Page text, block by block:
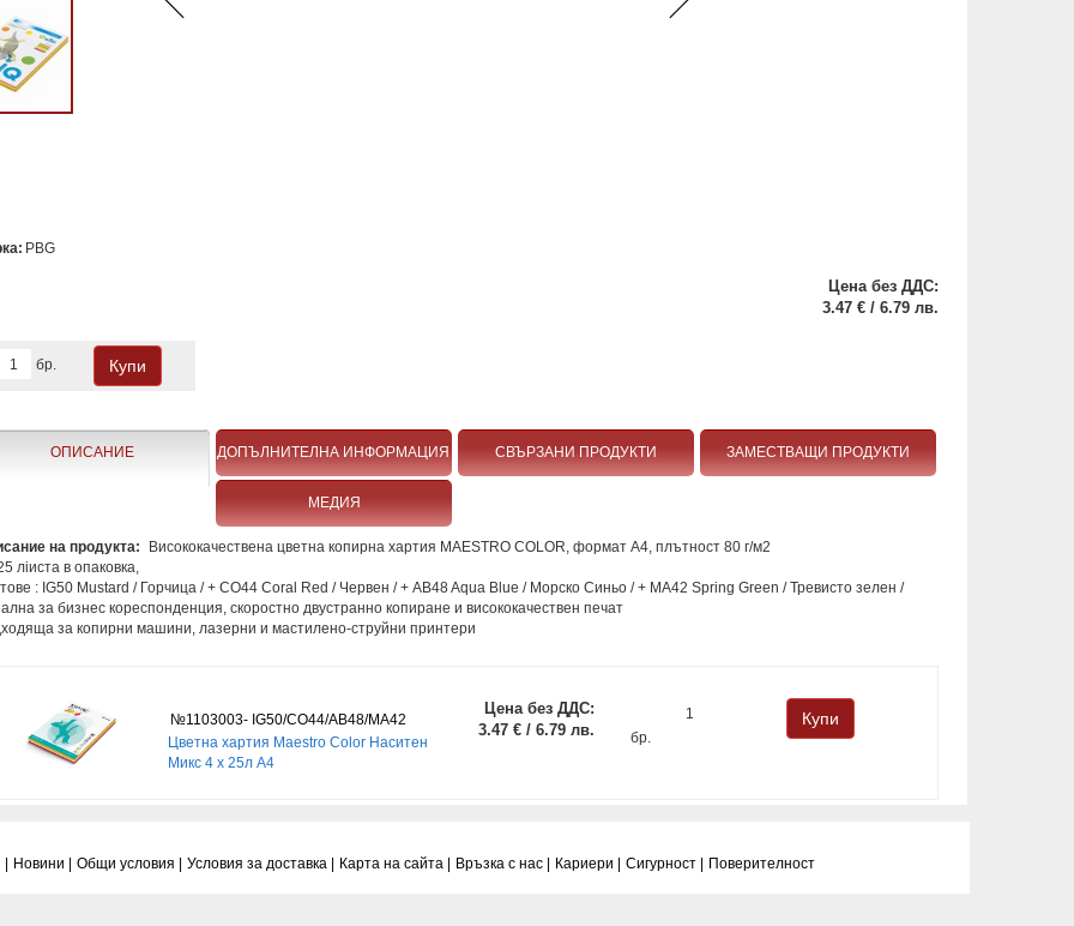
PBG
Цена без ДДС:
3.47 € / 6.79 лв.
бр.
ОПИСАНИЕ ДОПЪЛНИТЕЛНА ИНФОРМАЦИЯ СВЪРЗАНИ ПРОДУКТИ ЗАМЕСТВАЩИ ПРОДУКТИ
МЕДИЯ
на продукта:
Висококачествена цветна копирна хартия MAESTRO COLOR, формат А4, плътност 80 г/м2
лiиста в опаковка,
: IG50 Mustard / Горчица / + CO44 Coral Red / Червен / + AB48 Aqua Blue / Морско Синьо / + MA42 Spring Green / Тревисто зелен /
за бизнес кореспонденция, скоростно двустранно копиране и висококачествен печат
за копирни машини, лазерни и мастилено-струйни принтери
№1103003- IG50/CO44/AB48/MA42
Цветна хартия Maestro Color Наситен
Микс 4 х 25л A4
Цена без ДДС:
3.47 € / 6.79 лв.
бр.
Новини | Общи условия | Условия за доставка | Карта на сайта | Връзка с нас | Кариери | Сигурност | Поверитeлност